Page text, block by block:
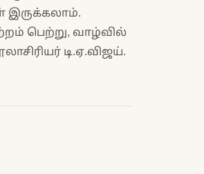
இருக்கலாம்.
பெற்று, வாழ்வில்
டி.ஏ.விஜய்.